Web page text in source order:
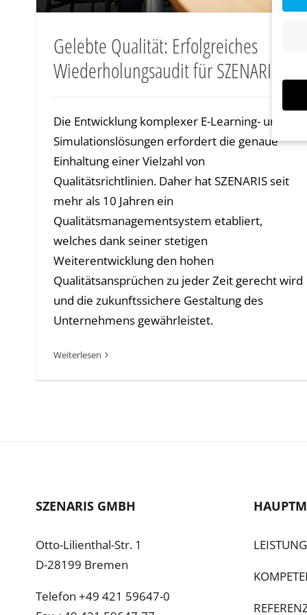
Gelebte Qualität: Erfolgreiches
Wiederholungsaudit für SZENARIS
Die Entwicklung komplexer E-Learning- und
Simulationslösungen erfordert die genaue
Einhaltung einer Vielzahl von
Qualitätsrichtlinien. Daher hat SZENARIS seit
mehr als 10 Jahren ein
Qualitätsmanagementsystem etabliert,
welches dank seiner stetigen
Weiterentwicklung den hohen
Qualitätsansprüchen zu jeder Zeit gerecht wird
und die zukunftssichere Gestaltung des
Unternehmens gewährleistet.
Weiterlesen
SZENARIS GMBH
Otto-Lilienthal-Str. 1
D-28199 Bremen
Telefon +49 421 59647-0
Hier